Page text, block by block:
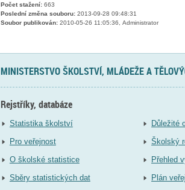
Počet stažení:663
Poslední změna souboru:2013-09-28 09:48:31
Soubor publikován:2010-05-26 11:05:36, Administrator
MINISTERSTVO ŠKOLSTVÍ, MLÁDEŽE A
Rejstříky, databáze
Statistika školství
Pro veřejnost
O školské statistice
Sběry statistických dat
Důležité
Školský
Přehled
Plán